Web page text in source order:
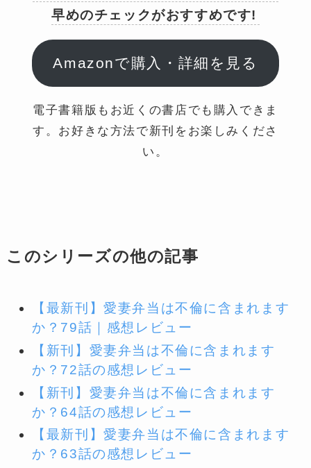
早めのチェックがおすすめです!
Amazonで購入・詳細を見る
電子書籍版もお近くの書店でも購入できま
す。お好きな方法で新刊をお楽しみくださ
い。
このシリーズの他の記事
【最新刊】愛妻弁当は不倫に含まれます
か？79話｜感想レビュー
【新刊】愛妻弁当は不倫に含まれます
か？72話の感想レビュー
【新刊】愛妻弁当は不倫に含まれます
か？64話の感想レビュー
【最新刊】愛妻弁当は不倫に含まれます
か？63話の感想レビュー